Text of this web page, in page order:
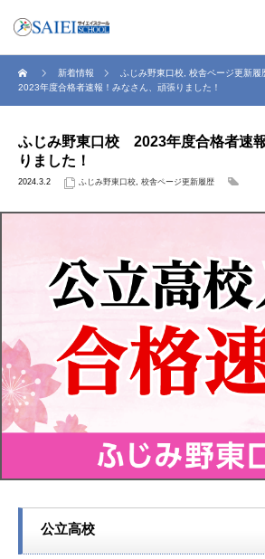
新着情報 ふじみ野東口校 校舎ページ更新履
2023年度合格者速報！みなさん、頑張りました！
ふじみ野東口校 2023年度合格者速
りました！
2024.3.2 ふじみ野東口校, 校舎ページ更新履歴
公立高校